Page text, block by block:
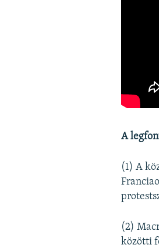
A
(1) A
(2)
közötti